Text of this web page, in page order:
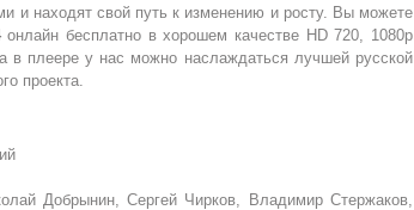
и находят свой путь к изменению и росту. Вы можете
онлайн бесплатно в хорошем качестве HD 720, 1080p
в плеере у нас можно наслаждаться лучшей русской
проекта.
Добрынин, Сергей Чирков, Владимир Стержаков,